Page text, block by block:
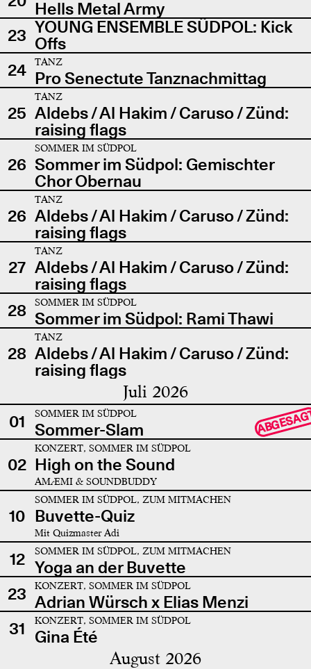
Hells Metal Army
23 YOUNG ENSEMBLE SÜDPOL: Kick
Offs
24
TANZ
Pro Senectute Tanznachmittag
25
TANZ
Aldebs / Al Hakim / Caruso / Zünd:
raising flags
26
SOMMER IM SÜDPOL
Sommer im Südpol: Gemischter
Chor Obernau
26
TANZ
Aldebs / Al Hakim / Caruso / Zünd:
raising flags
27
TANZ
Aldebs / Al Hakim / Caruso / Zünd:
raising flags
28
SOMMER IM SÜDPOL
Sommer im Südpol: Rami Thawi
28
TANZ
Aldebs / Al Hakim / Caruso / Zünd:
raising flags
Juli 2026
01 SOMMER IM SÜDPOL
Sommer-Slam
02
KONZERT, SOMMER IM SÜDPOL
High on the Sound
AMÆMI & SOUNDBUDDY
10
SOMMER IM SÜDPOL, ZUM MITMACHEN
Buvette-Quiz
Mit Quizmaster Adi
12 SOMMER IM SÜDPOL, ZUM MITMACHEN
Yoga an der Buvette
23
KONZERT, SOMMER IM SÜDPOL
Adrian Würsch x Elias Menzi
31
KONZERT, SOMMER IM SÜDPOL
Gina Été
August 2026